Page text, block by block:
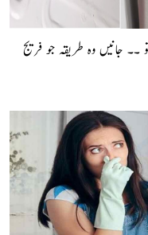
جانیں وہ طریقہ جو فریج